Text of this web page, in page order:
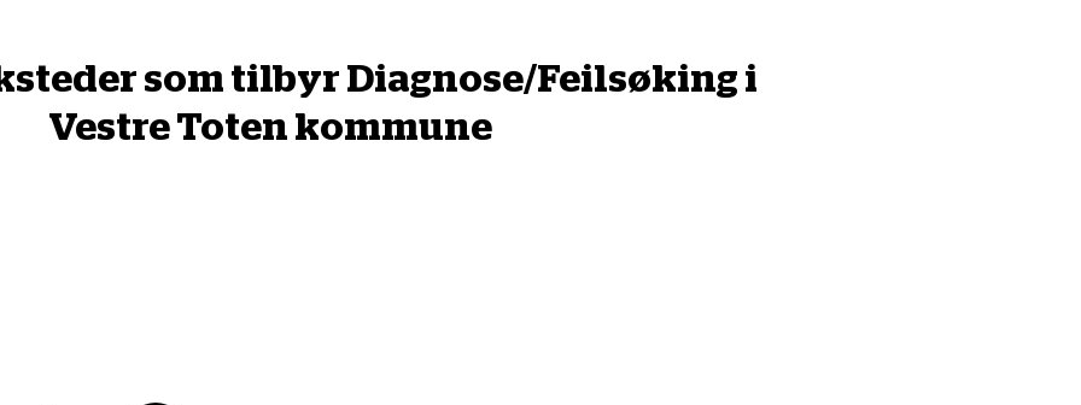
som tilbyr Diagnose/Feilsøking i
Vestre Toten kommune